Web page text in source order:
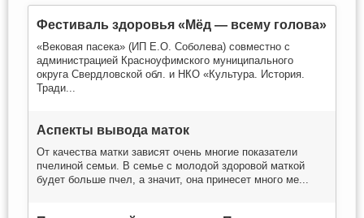
Фестиваль здоровья «Мёд — всему голова»
«Вековая пасека» (ИП Е.О. Соболева) совместно с
администрацией Красноуфимского муниципального
округа Свердловской обл. и НКО «Культура. История.
Тради...
Аспекты вывода маток
От качества матки зависят очень многие показатели
пчелиной семьи. В семье с молодой здоровой маткой
будет больше пчел, а значит, она принесет много ме...